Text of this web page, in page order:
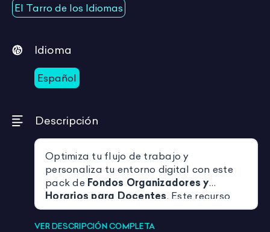
El Tarro de los Idiomas
Idioma
Español
Descripción
Optimiza tu flujo de trabajo y
personaliza tu entorno digital con este
pack de Fondos Organizadores y
Horarios para Docentes. Este recurso
incluye fondos de pantalla
estructurados para organizar carpetas y
VER DESCRIPCIÓN COMPLETA